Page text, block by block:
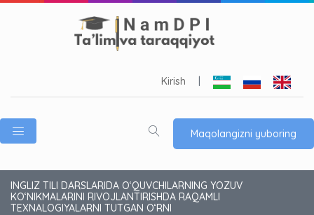
Kirish
Maqolangizni yuboring
INGLIZ TILI DARSLARIDA OʻQUVCHILARNING YOZUV
KO‘NIKMALARINI RIVOJLANTIRISHDA RAQAMLI
TEXNALOGIYALARNI TUTGAN O‘RNI